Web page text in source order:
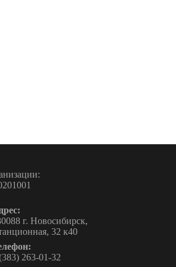
г. Новосибирск,
32 к40
263-01-32